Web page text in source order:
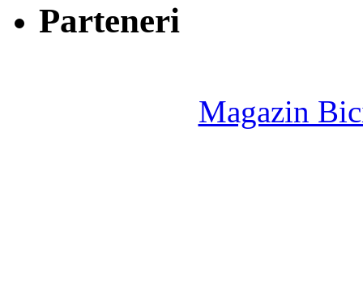
Parteneri
Magazin